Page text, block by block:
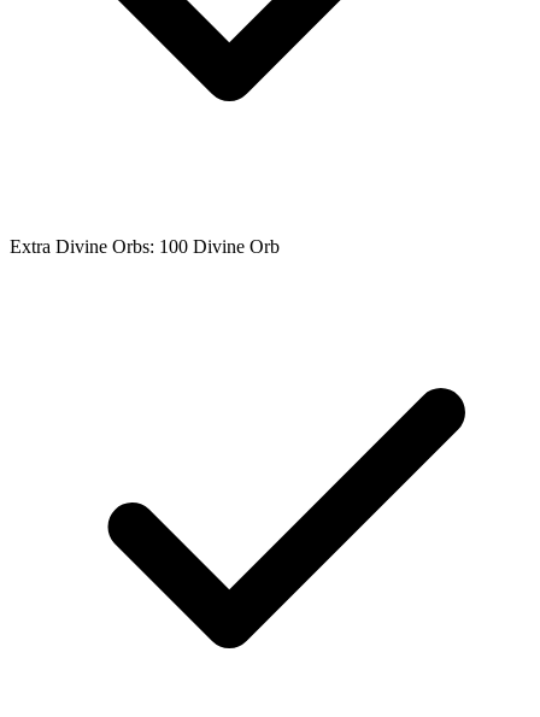
Extra Divine Orbs: 100 Divine Orb